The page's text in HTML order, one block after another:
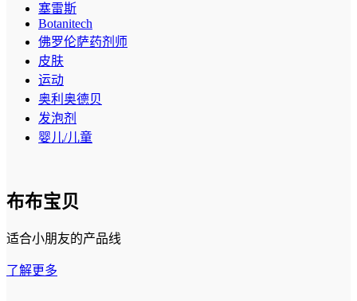
塞雷斯
Botanitech
佛罗伦萨药剂师
皮肤
运动
奥利奥德贝
发泡剂
婴儿/儿童
布布宝贝
适合小朋友的产品线
了解更多